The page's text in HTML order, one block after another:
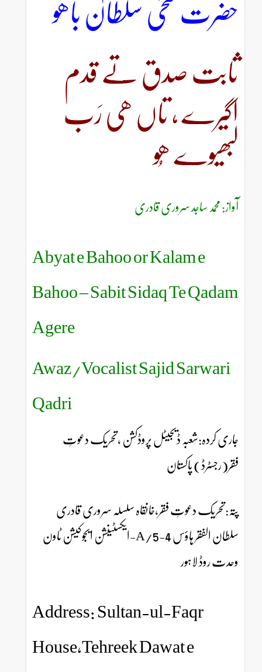
حضرت سخی سلطان باھو
ثابت صدق تے قدم
اگیرے ، تاں ھی رَب
لبھیوے ھُو
آواز: محمد ساجد سروری قادری
Abyat e Bahoo or Kalam e
Bahoo – Sabit Sidaq Te Qadam
Agere
Awaz/Vocalist Sajid Sarwari
Qadri
جاری کردہ:شعبہ ڈیجیٹل پروڈکشن ،تحریک دعوتِ
فقر(رجسٹرڈ) پاکستان
پتہ:تحریک دعوتِ فقر،خانقاہ سلسلہ سروری قادری
سلطان الفقر ہاؤس 4-5/A-ایکسٹینشن ایجوکیشن ٹاون
وحدت روڈ لاہور
Address: Sultan-ul-Faqr
House,Tehreek Dawat e